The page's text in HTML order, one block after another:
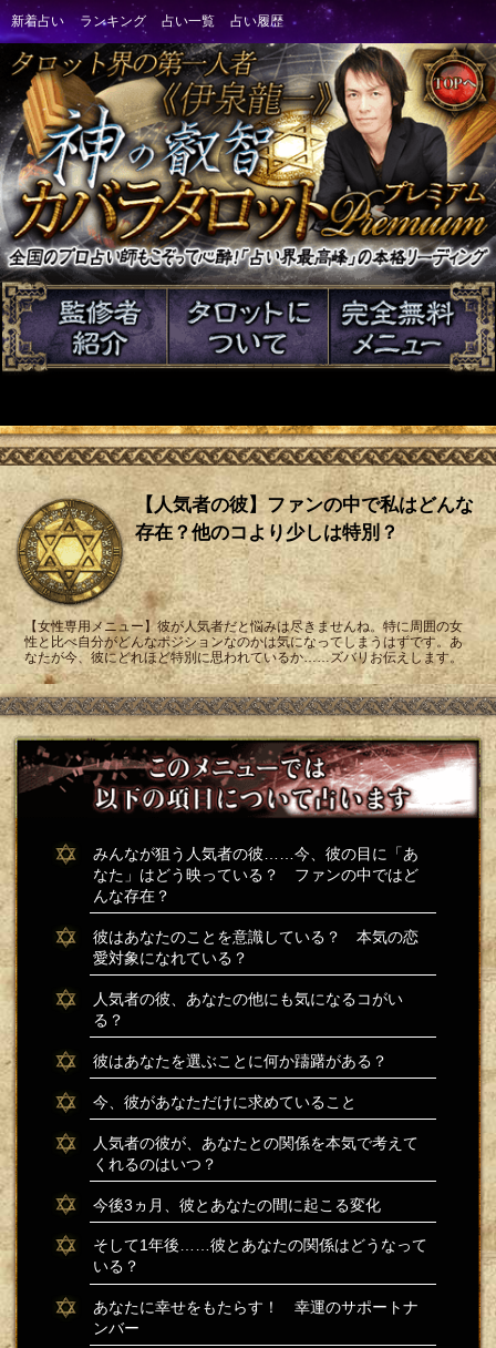
【人気者の彼】ファンの中で私はどんな
存在？他のコより少しは特別？
【女性専用メニュー】彼が人気者だと悩みは尽きませんね。特に周囲の女
性と比べ自分がどんなポジションなのかは気になってしまうはずです。あ
なたが今、彼にどれほど特別に思われているか……ズバリお伝えします。
みんなが狙う人気者の彼……今、彼の目に「あ
なた」はどう映っている？ ファンの中ではど
んな存在？
彼はあなたのことを意識している？ 本気の恋
愛対象になれている？
人気者の彼、あなたの他にも気になるコがい
る？
彼はあなたを選ぶことに何か躊躇がある？
今、彼があなただけに求めていること
人気者の彼が、あなたとの関係を本気で考えて
くれるのはいつ？
今後3ヵ月、彼とあなたの間に起こる変化
そして1年後……彼とあなたの関係はどうなって
いる？
あなたに幸せをもたらす！ 幸運のサポートナ
ンバー